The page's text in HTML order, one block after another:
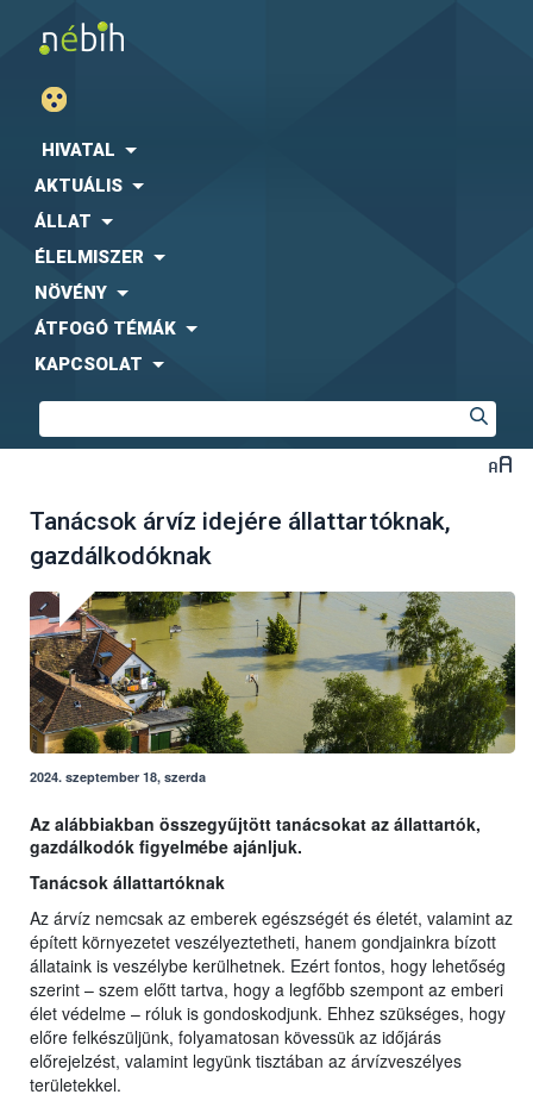
HIVATAL
AKTUÁLIS
ÁLLAT
ÉLELMISZER
NÖVÉNY
ÁTFOGÓ TÉMÁK
KAPCSOLAT
Tanácsok árvíz idejére állattartóknak,
gazdálkodóknak
2024. szeptember 18, szerda
Az alábbiakban összegyűjtött tanácsokat az állattartók,
gazdálkodók figyelmébe ajánljuk.
Tanácsok állattartóknak
Az árvíz nemcsak az emberek egészségét és életét, valamint az
épített környezetet veszélyeztetheti, hanem gondjainkra bízott
állataink is veszélybe kerülhetnek. Ezért fontos, hogy lehetőség
szerint – szem előtt tartva, hogy a legfőbb szempont az emberi
élet védelme – róluk is gondoskodjunk. Ehhez szükséges, hogy
előre felkészüljünk, folyamatosan kövessük az időjárás
előrejelzést, valamint legyünk tisztában az árvízveszélyes
területekkel.